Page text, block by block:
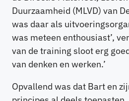
Duurzaamheid (MLVD) van
was daar als
was meteen enthousiast’,
van de training sloot erg
van denken en werken.’
Opvallend was dat Bart en